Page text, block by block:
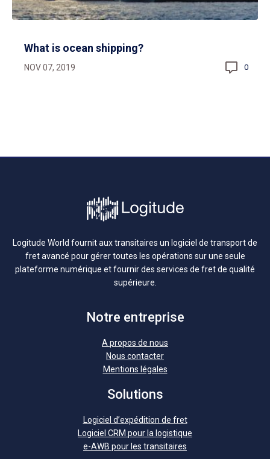
What is ocean shipping?
NOV 07, 2019 0
Logitude World fournit aux transitaires un logiciel de transport de
fret avancé pour gérer toutes les opérations sur une seule
plateforme numérique et fournir des services de fret de qualité
supérieure.
Notre entreprise
A propos de nous
Nous contacter
Mentions légales
Solutions
Logiciel d’expédition de fret
Logiciel CRM pour la logistique
e-AWB pour les transitaires